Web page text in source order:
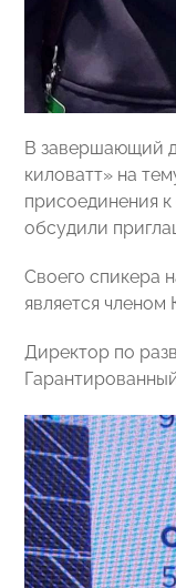
В завершающий
киловатт» на
присоединения
обсудили
Своего спикера
является
Директор по